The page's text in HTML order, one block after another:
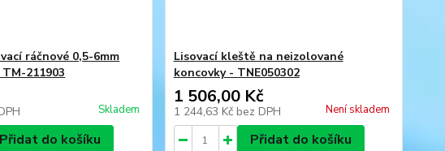
ráčnové 0,5-6mm
211903
Skladem
Přidat do košíku
Lisovací kleště na neizolované
koncovky - TNE050302
1 506,00 Kč
1 244,63 Kč bez DPH Není skladem
Přidat do košíku